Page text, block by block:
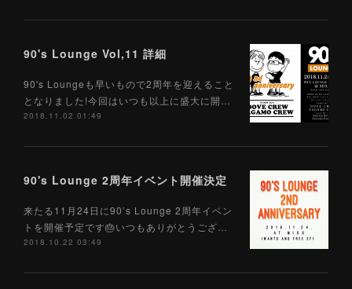
90's Lounge Vol,11 詳細
90's Loungeも早いもので2周年を迎えること
となりました!今回はいつも以上に盛大に開…
2018.11.02 01:49
90's Lounge 2周年イベント開催決定
来たる11月24日に90’s Lounge 2周年イベン
トを開催予定です🎂いつもありがとうござ…
2018.10.22 03:49